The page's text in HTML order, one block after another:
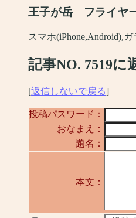
王子が岳 フライヤ
スマホ(iPhone,Android),
記事NO. 7519に
[返信しないで戻る]
投稿パスワード：
おなまえ：
題名：
本文：